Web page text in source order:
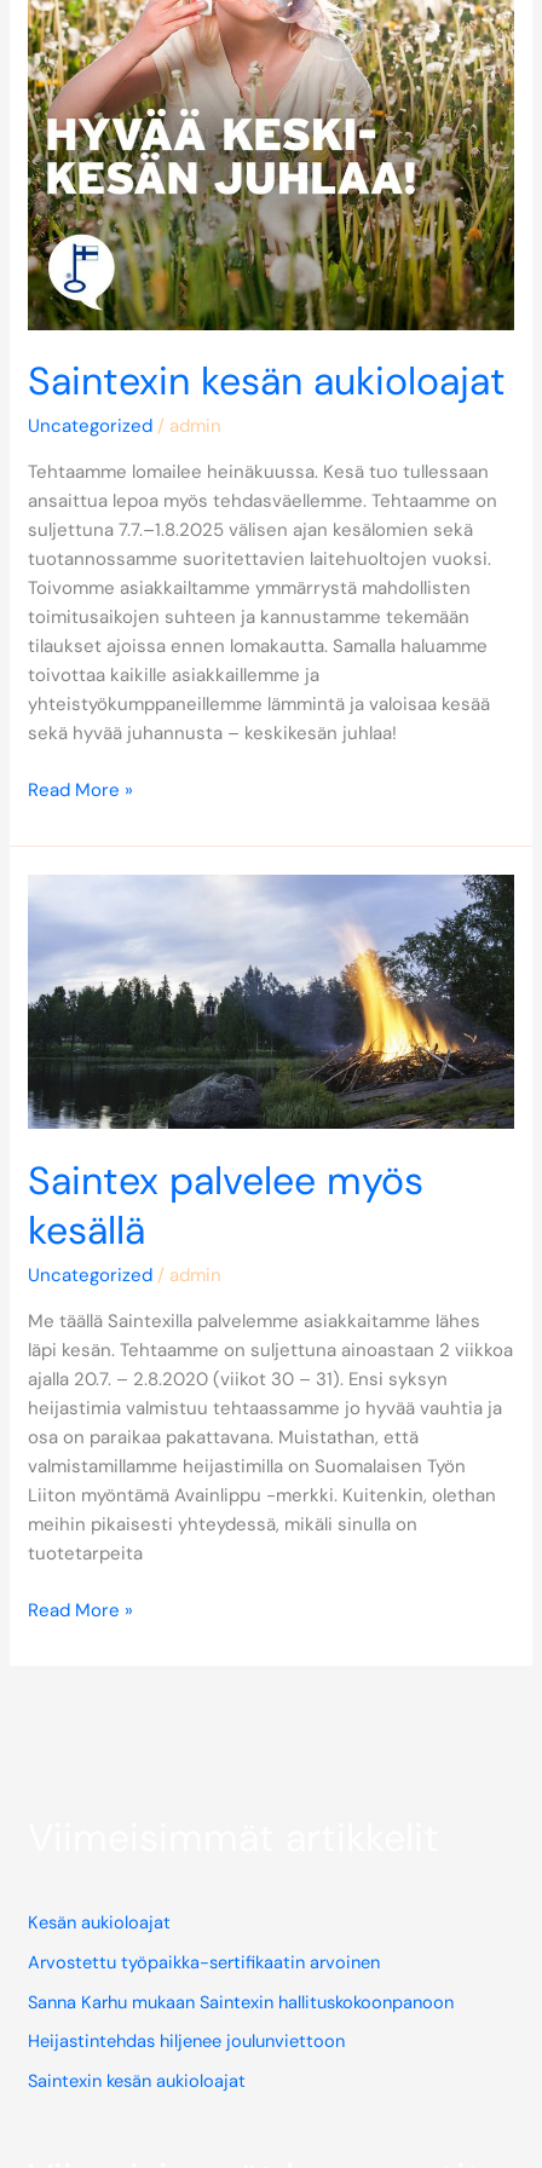
Saintexin kesän aukioloajat
Uncategorized / admin
Tehtaamme lomailee heinäkuussa. Kesä tuo tullessaan
ansaittua lepoa myös tehdasväellemme. Tehtaamme on
suljettuna 7.7.–1.8.2025 välisen ajan kesälomien sekä
tuotannossamme suoritettavien laitehuoltojen vuoksi.
Toivomme asiakkailtamme ymmärrystä mahdollisten
toimitusaikojen suhteen ja kannustamme tekemään
tilaukset ajoissa ennen lomakautta. Samalla haluamme
toivottaa kaikille asiakkaillemme ja
yhteistyökumppaneillemme lämmintä ja valoisaa kesää
sekä hyvää juhannusta – keskikesän juhlaa!
Read More »
Saintex palvelee myös
kesällä
Uncategorized / admin
Me täällä Saintexilla palvelemme asiakkaitamme lähes
läpi kesän. Tehtaamme on suljettuna ainoastaan 2 viikkoa
ajalla 20.7. – 2.8.2020 (viikot 30 – 31). Ensi syksyn
heijastimia valmistuu tehtaassamme jo hyvää vauhtia ja
osa on paraikaa pakattavana. Muistathan, että
valmistamillamme heijastimilla on Suomalaisen Työn
Liiton myöntämä Avainlippu -merkki. Kuitenkin, olethan
meihin pikaisesti yhteydessä, mikäli sinulla on
tuotetarpeita
palvelee
kesällä
Read More »
Kesän aukioloajat
Arvostettu työpaikka-sertifikaatin arvoinen
Sanna Karhu mukaan Saintexin hallituskokoonpanoon
Heijastintehdas hiljenee joulunviettoon
Saintexin kesän aukioloajat